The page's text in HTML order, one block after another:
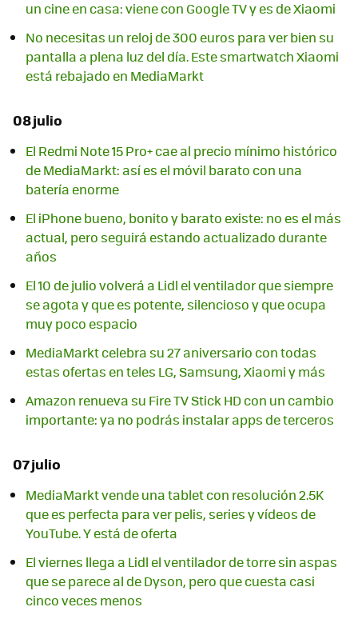
un cine en casa: viene con Google TV y es de Xiaomi
No necesitas un reloj de 300 euros para ver bien su
pantalla a plena luz del día. Este smartwatch Xiaomi
está rebajado en MediaMarkt
08 julio
El Redmi Note 15 Pro+ cae al precio mínimo histórico
de MediaMarkt: así es el móvil barato con una
batería enorme
El iPhone bueno, bonito y barato existe: no es el más
actual, pero seguirá estando actualizado durante
años
El 10 de julio volverá a Lidl el ventilador que siempre
se agota y que es potente, silencioso y que ocupa
muy poco espacio
MediaMarkt celebra su 27 aniversario con todas
estas ofertas en teles LG, Samsung, Xiaomi y más
Amazon renueva su Fire TV Stick HD con un cambio
importante: ya no podrás instalar apps de terceros
07 julio
MediaMarkt vende una tablet con resolución 2.5K
que es perfecta para ver pelis, series y vídeos de
YouTube. Y está de oferta
El viernes llega a Lidl el ventilador de torre sin aspas
que se parece al de Dyson, pero que cuesta casi
cinco veces menos